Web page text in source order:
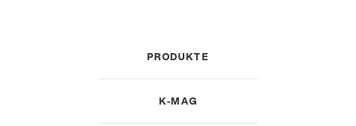
PRODUKTE
K-MAG